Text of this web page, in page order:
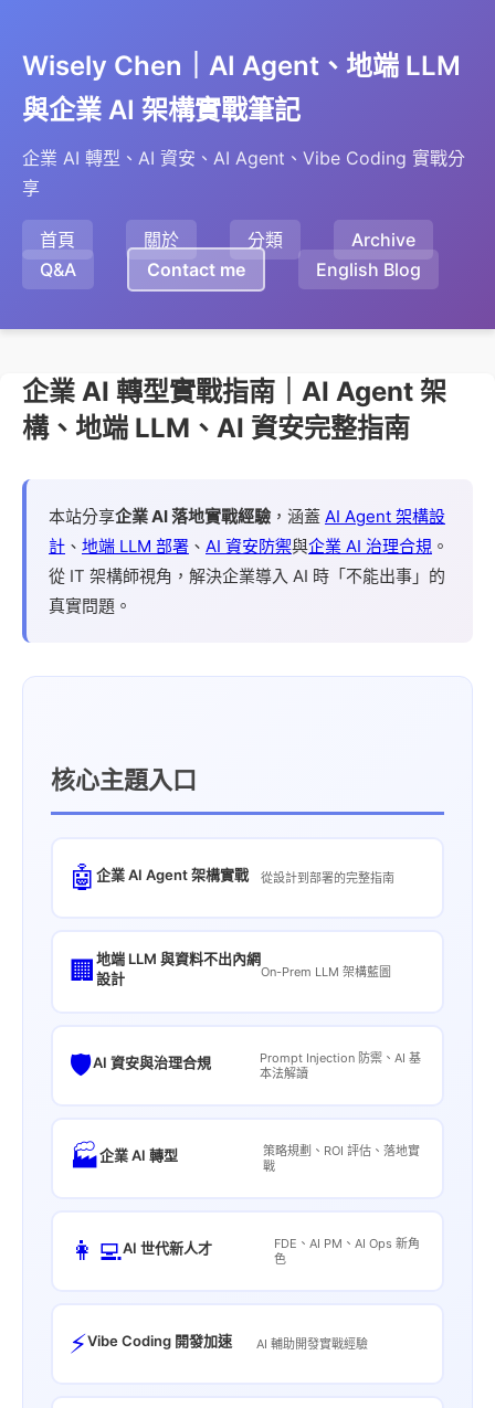
Wisely Chen｜AI Agent、地端 LLM
與企業 AI 架構實戰筆記
企業 AI 轉型、AI 資安、AI Agent、Vibe Coding 實戰分
享
首頁 關於 分類
Archive
Q&A
Contact me English Blog
企業 AI 轉型實戰指南｜AI Agent 架
構、地端 LLM、AI 資安完整指南
本站分享企業 AI 落地實戰經驗 ，涵蓋 AI Agent 架構設
計 、 地端 LLM 部署 、 AI 資安防禦與企業 AI 治理合規 。
從 IT 架構師視角，解決企業導入 AI 時「不能出事」的
真實問題。
核心主題入口
🤖 企業 AI Agent 架構實戰 從設計到部署的完整指南
🏢 地端 LLM 與資料不出內網
設計
On-Prem LLM 架構藍圖
🛡️AI 資安與治理合規
Prompt Injection 防禦、AI 基
本法解讀
🏭企業 AI 轉型
策略規劃、ROI 評估、落地實
戰
👩‍💻AI 世代新人才
FDE、AI PM、AI Ops 新角
色
⚡Vibe Coding 開發加速 AI 輔助開發實戰經驗